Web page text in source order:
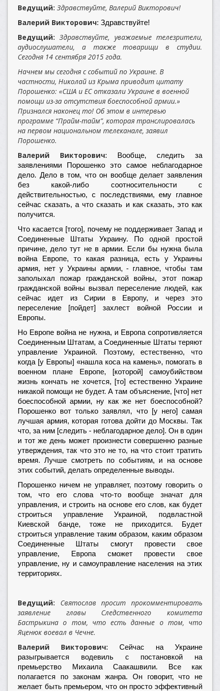
Ведущий: Здравствуйте, Валерий Викторович!
Валерий Викторович: Здравствуйте!
Ведущий: Здравствуйте, уважаемые телезрители,
аудиослушатели, а также товарищи в студии.
Сегодня 14 сентября 2015 года.
Начнем мы сегодня с событий по Украине. В
частности, Николай из Крыма приводит цитату
Порошенко: «США и ЕС отказали Украине в военной
помощи из-за отсутствия боеспособной армии.»
Признался наконец то! Об этом в интервью
программе “Прайм-тайм”, которая транслировалась
на первом национальном телеканале, заявил
Порошенко.
Валерий Викторович:
Вообще, следить за
заявлениями Порошенко это самое неблагодарное
дело. Дело в том, что он вообще делает заявления
без какой-либо соотносительности с
действительностью, с последствиями, ему главное
сейчас сказать, а что сказать и как сказать, это как
получится.
Что касается [того], почему не поддерживает Запад и
Соединенные Штаты Украину. По одной простой
причине, дело тут не в армии. Если бы нужна была
война Европе, то какая разница, есть у Украины
армия, нет у Украины армии, - главное, чтобы там
заполыхал пожар гражданской войны, этот пожар
гражданской войны вызвал переселение людей, как
сейчас идет из Сирии в Европу, и через это
переселение [пойдет] захлест войной России и
Европы.
Но Европе война не нужна, и Европа сопротивляется
Соединенным Штатам, а Соединенные Штаты теряют
управление Украиной. Поэтому, естественно, что
когда [у Европы] «нашла коса на камень», помогать в
военном плане Европе, [которой] самоубийством
жизнь кончать не хочется, [то] естественно Украине
никакой помощи не будет. А там объяснение, [что] нет
боеспособной армии, ну как же нет боеспособной?
Порошенко вот только заявлял, что [у него] самая
лучшая армия, которая готова дойти до Москвы. Так
что, за ним [следить - неблагодарное дело]. Он в один
и тот же день может произнести совершенно разные
утверждения, так что это не то, на что стоит тратить
время. Лучше смотреть по событиям, и на основе
этих событий, делать определенные выводы.
Порошенко ничем не управляет, поэтому говорить о
том, что его слова что-то вообще значат для
управления, и строить на основе его слов, как будет
строиться управление Украиной, подвластной
Киевской банде, тоже не приходится. Будет
строиться управление таким образом, каким образом
Соединенные Штаты смогут провести свое
управление, Европа сможет провести свое
управление, ну и самоуправление населения на этих
территориях.
Ведущий:
Святослав просит прокомментировать
заявление главы Следственного комитета
Бастрыкина о том, что есть данные о том, что
Яценюк воевал в Чечне.
Валерий Викторович: Сейчас на Украине
разыгрывается водевиль с постановкой на
премьерство Михаила Саакашвили. Все как
полагается по законам жанра. Он говорит, что не
желает быть премьером, что он просто эффективный